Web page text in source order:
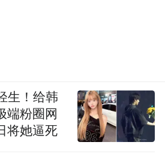
生！给韩
端粉圈网
将她逼死